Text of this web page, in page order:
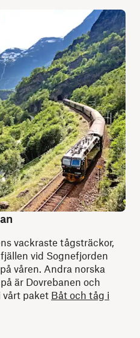
vackraste tågsträckor,
vid Sognefjorden
våren. Andra norska
är Dovrebanen och
vårt paket Båt och tåg i